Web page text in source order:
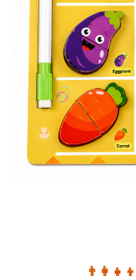
1–2 ani
2–3 ani
3–4 ani
4–6 ani
6–8 ani
Jucarii sub 59 lei
Carti & Activitati